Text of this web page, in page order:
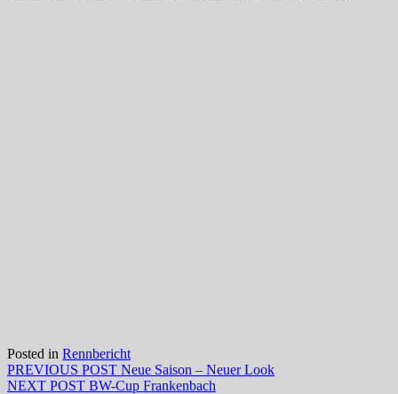
Posted in Rennbericht
Beitragsnavigation
PREVIOUS POST Previous
post:
Neue Saison – Neuer Look
NEXT POST Next
BW-Cup Frankenbach